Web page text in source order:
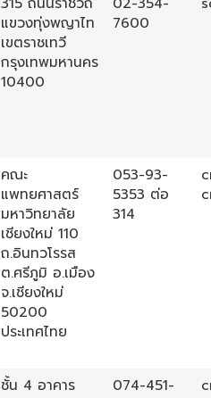
แขวงทุ่งพญาไท
เขตราชเทวี
กรุงเทพมหานคร
10400
7600
คณะ
แพทยศาสตร์
มหาวิทยาลัย
เชียงใหม่ 110
ถ.อินทวโรรส
ต.ศรีภูมิ อ.เมือง
จ.เชียงใหม่
50200
ประเทศไทย
053-93-
5353 ต่อ
314
ชั้น 4 อาคาร
074-451-